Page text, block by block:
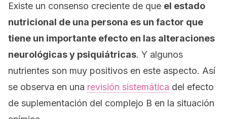
Existe un consenso creciente de que el estado
nutricional de una persona es un factor que
tiene un importante efecto en las alteraciones
neurológicas y psiquiátricas. Y algunos
nutrientes son muy positivos en este aspecto. Así
se observa en una revisión sistemática del efecto
de suplementación del complejo B en la situación